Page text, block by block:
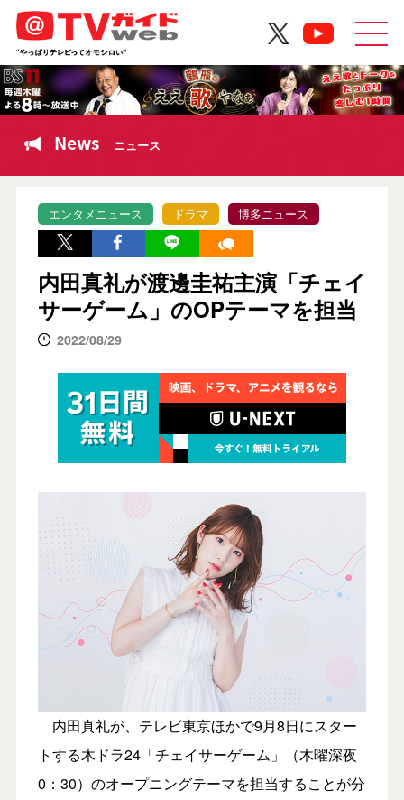
News ニュース
エンタメニュース ドラマ 博多ニュース
内田真礼が渡邊圭祐主演「チェイ
サーゲーム」のOPテーマを担当
2022/08/29
内田真礼が、テレビ東京ほかで9月8日にスター
トする木ドラ24「チェイサーゲーム」（木曜深夜
0：30）のオープニングテーマを担当することが分